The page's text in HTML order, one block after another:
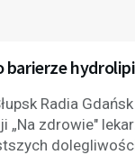
barierze
Radia
„Na zdrowie"